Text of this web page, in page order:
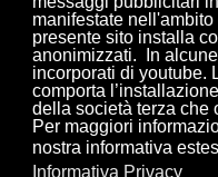
manifestate nell'ambito
presente sito installa
anonimizzati. In
incorporati di youtube.
comporta
della società terza che
Per maggiori
nostra informativa
Informativa Privacy
Iscriviti alle nostre
aggiornato.
Iscriviti